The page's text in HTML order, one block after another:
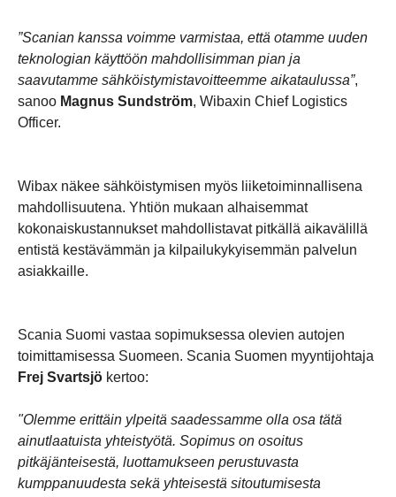
”Scanian kanssa voimme varmistaa, että otamme uuden
teknologian käyttöön mahdollisimman pian ja
saavutamme sähköistymistavoitteemme aikataulussa”,
sanoo Magnus Sundström, Wibaxin Chief Logistics
Officer.
Wibax näkee sähköistymisen myös liiketoiminnallisena
mahdollisuutena. Yhtiön mukaan alhaisemmat
kokonaiskustannukset mahdollistavat pitkällä aikavälillä
entistä kestävämmän ja kilpailukykyisemmän palvelun
asiakkaille.
Scania Suomi vastaa sopimuksessa olevien autojen
toimittamisessa Suomeen. Scania Suomen myyntijohtaja
Frej Svartsjö kertoo:
"Olemme erittäin ylpeitä saadessamme olla osa tätä
ainutlaatuista yhteistyötä. Sopimus on osoitus
pitkäjänteisestä, luottamukseen perustuvasta
kumppanuudesta sekä yhteisestä sitoutumisesta